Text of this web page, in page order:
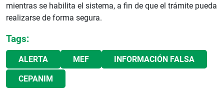
mientras se habilita el sistema, a fin de que el trámite pueda
realizarse de forma segura.
Tags:
ALERTA MEF INFORMACIÓN FALSA
CEPANIM